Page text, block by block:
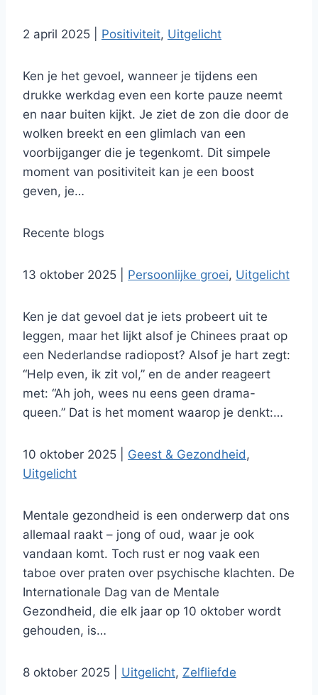
2 april 2025 Positiviteit, Uitgelicht
Ken je het gevoel, wanneer je tijdens een
drukke werkdag even een korte pauze neemt
en naar buiten kijkt. Je ziet de zon die door de
wolken breekt en een glimlach van een
voorbijganger die je tegenkomt. Dit simpele
moment van positiviteit kan je een boost
geven, je…
Recente blogs
13 oktober 2025 Persoonlijke groei, Uitgelicht
Ken je dat gevoel dat je iets probeert uit te
leggen, maar het lijkt alsof je Chinees praat op
een Nederlandse radiopost? Alsof je hart zegt:
“Help even, ik zit vol,” en de ander reageert
met: “Ah joh, wees nu eens geen drama-
queen.” Dat is het moment waarop je denkt:…
10 oktober 2025 Geest & Gezondheid ,
Uitgelicht
Mentale gezondheid is een onderwerp dat ons
allemaal raakt – jong of oud, waar je ook
vandaan komt. Toch rust er nog vaak een
taboe over praten over psychische klachten. De
Internationale Dag van de Mentale
Gezondheid, die elk jaar op 10 oktober wordt
gehouden, is…
8 oktober 2025 Uitgelicht, Zelfliefde